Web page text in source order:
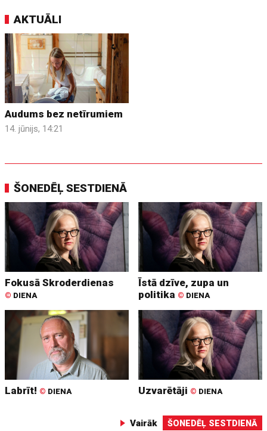
AKTUĀLI
Audums bez netīrumiem
14. jūnijs, 14:21
ŠONEDĒĻ SESTDIENĀ
Fokusā Skroderdienas
© DIENA
Īstā dzīve, zupa un
politika © DIENA
Labrīt! © DIENA Uzvarētāji © DIENA
Vairāk ŠONEDĒĻ SESTDIENĀ